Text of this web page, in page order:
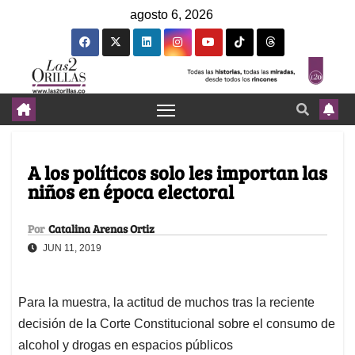
agosto 6, 2026
A los políticos solo les importan las
niños en época electoral
Por Catalina Arenas Ortiz
JUN 11, 2019
Para la muestra, la actitud de muchos tras la reciente
decisión de la Corte Constitucional sobre el consumo de
alcohol y drogas en espacios públicos